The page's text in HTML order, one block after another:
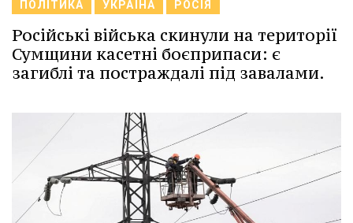
ПОЛІТИКА УКРАЇНА РОСІЯ
Російські війська скинули на території
Сумщини касетні боєприпаси: є
загиблі та постраждалі під завалами.